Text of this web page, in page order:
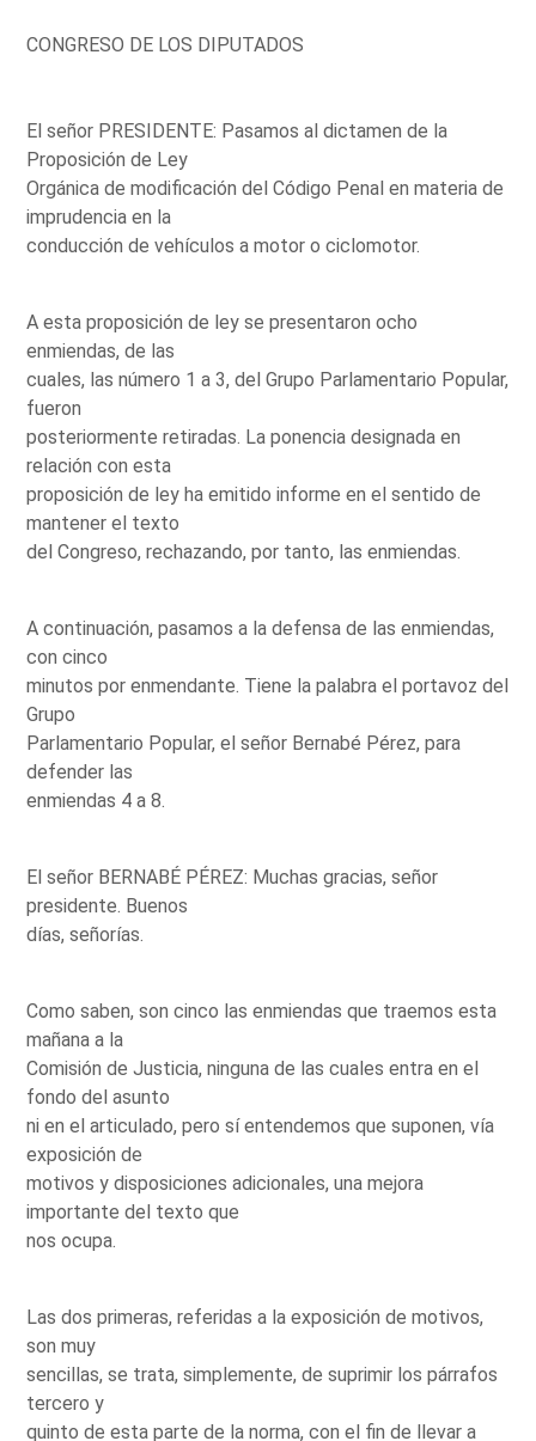
CONGRESO DE LOS DIPUTADOS
El señor PRESIDENTE: Pasamos al dictamen de la
Proposición de Ley
Orgánica de modificación del Código Penal en materia de
imprudencia en la
conducción de vehículos a motor o ciclomotor.
A esta proposición de ley se presentaron ocho
enmiendas, de las
cuales, las número 1 a 3, del Grupo Parlamentario Popular,
fueron
posteriormente retiradas. La ponencia designada en
relación con esta
proposición de ley ha emitido informe en el sentido de
mantener el texto
del Congreso, rechazando, por tanto, las enmiendas.
A continuación, pasamos a la defensa de las enmiendas,
con cinco
minutos por enmendante. Tiene la palabra el portavoz del
Grupo
Parlamentario Popular, el señor Bernabé Pérez, para
defender las
enmiendas 4 a 8.
El señor BERNABÉ PÉREZ: Muchas gracias, señor
presidente. Buenos
días, señorías.
Como saben, son cinco las enmiendas que traemos esta
mañana a la
Comisión de Justicia, ninguna de las cuales entra en el
fondo del asunto
ni en el articulado, pero sí entendemos que suponen, vía
exposición de
motivos y disposiciones adicionales, una mejora
importante del texto que
nos ocupa.
Las dos primeras, referidas a la exposición de motivos,
son muy
sencillas, se trata, simplemente, de suprimir los párrafos
tercero y
quinto de esta parte de la norma, con el fin de llevar a